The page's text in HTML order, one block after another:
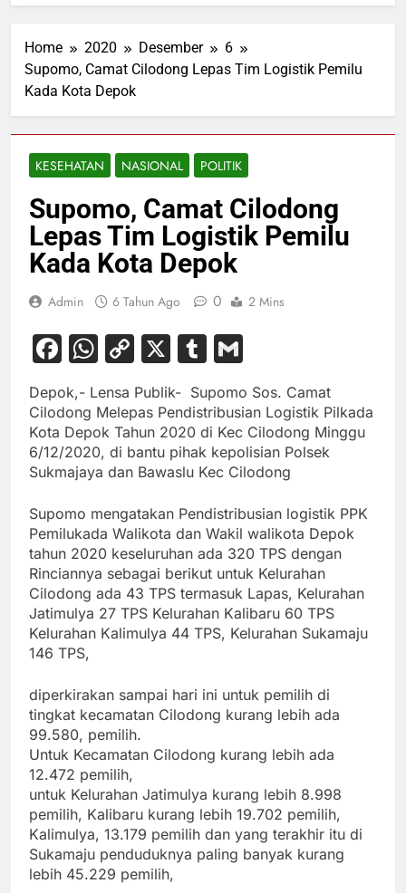
Home 2020 Desember
6
Supomo, Camat Cilodong Lepas Tim Logistik Pemilu
Kada Kota Depok
KESEHATAN NASIONAL POLITIK
Supomo, Camat Cilodong
Lepas Tim Logistik Pemilu
Kada Kota Depok
Admin 6 Tahun Ago 0 2 Mins
Facebook
WhatsApp
Copy
Link
X Tumblr
Depok,- Lensa Publik- Supomo Sos. Camat
Cilodong Melepas Pendistribusian Logistik Pilkada
Kota Depok Tahun 2020 di Kec Cilodong Minggu
6/12/2020, di bantu pihak kepolisian Polsek
Sukmajaya dan Bawaslu Kec Cilodong
Supomo mengatakan Pendistribusian logistik PPK
Pemilukada Walikota dan Wakil walikota Depok
tahun 2020 keseluruhan ada 320 TPS dengan
Rinciannya sebagai berikut untuk Kelurahan
Cilodong ada 43 TPS termasuk Lapas, Kelurahan
Jatimulya 27 TPS Kelurahan Kalibaru 60 TPS
Kelurahan Kalimulya 44 TPS, Kelurahan Sukamaju
146 TPS,
diperkirakan sampai hari ini untuk pemilih di
tingkat kecamatan Cilodong kurang lebih ada
99.580, pemilih.
Untuk Kecamatan Cilodong kurang lebih ada
12.472 pemilih,
untuk Kelurahan Jatimulya kurang lebih 8.998
pemilih, Kalibaru kurang lebih 19.702 pemilih,
Kalimulya, 13.179 pemilih dan yang terakhir itu di
Sukamaju penduduknya paling banyak kurang
lebih 45.229 pemilih,